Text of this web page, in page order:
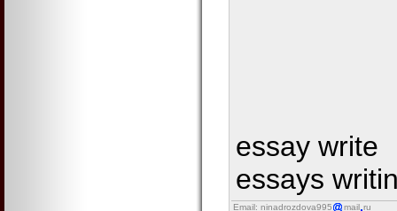
essay write
essays
Email: ninadrozdova995 mail ru